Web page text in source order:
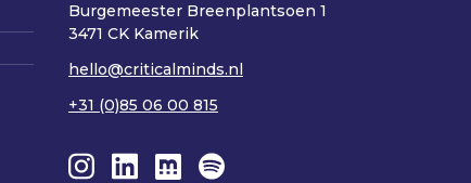
Burgemeester Breenplantsoen 1
3471 CK Kamerik
hello@criticalminds.nl
+31 (0)85 06 00 815